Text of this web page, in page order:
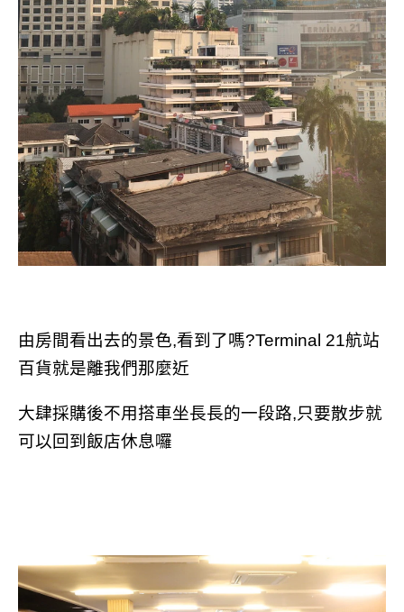
由房間看出去的景色,看到了嗎?Terminal 21航站
百貨就是離我們那麼近
大肆採購後不用搭車坐長長的一段路,只要散步就
可以回到飯店休息囉